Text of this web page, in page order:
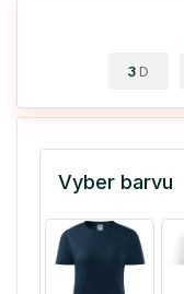
3 D
Vyber barvu